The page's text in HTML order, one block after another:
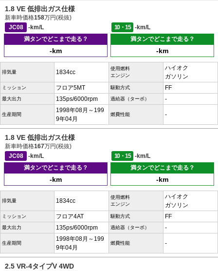
1.8 VE 低排出ガス仕様
新車時価格158万円(税抜)
JC08
-km/L 10・15
-km/L
満タンでどこまで走る？
-km
満タンでどこまで走る？
-km
排気量 1834cc
使用燃料
エンジン
ハイオク
ガソリン
ミッション フロア5MT 駆動方式 FF
最大出力 135ps/6000rpm 過給器（ターボ） -
生産期間
1998年08月～199
9年04月
燃費性能 -
1.8 VE 低排出ガス仕様
新車時価格167万円(税抜)
JC08
-km/L 10・15
-km/L
満タンでどこまで走る？
-km
満タンでどこまで走る？
-km
排気量 1834cc
使用燃料
エンジン
ハイオク
ガソリン
ミッション フロア4AT 駆動方式 FF
最大出力 135ps/6000rpm 過給器（ターボ） -
生産期間
1998年08月～199
9年04月
燃費性能 -
2.5 VR-4タイプV 4WD